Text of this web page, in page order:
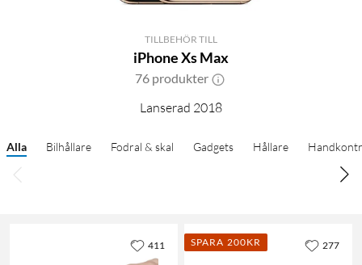
TILLBEHÖR TILL
iPhone Xs Max
76 produkter
Lanserad 2018
Alla Bilhållare Fodral & skal Gadgets Hållare
411 SPARA 200KR 277